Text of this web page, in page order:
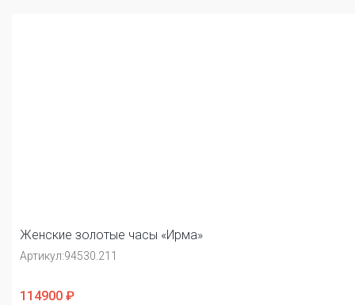
Женские золотые часы «Ирма»
Артикул:94530.211
114900 ₽